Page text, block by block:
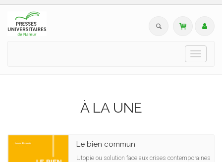
Toggle
À LA UNE
Le bien commun
Utopie ou solution face aux crises contemporaines